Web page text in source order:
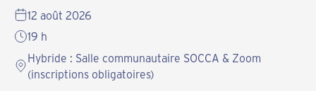
12 août 2026
19 h
Hybride : Salle communautaire SOCCA & Zoom
(inscriptions obligatoires)